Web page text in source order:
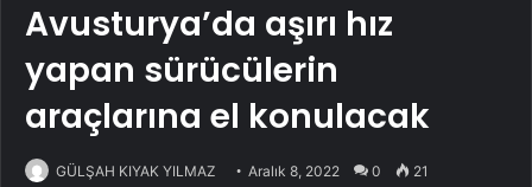
Avusturya’da aşırı hız
yapan sürücülerin
araçlarına el konulacak
GÜLŞAH KIYAK YILMAZ Aralık 8, 2022 0 21